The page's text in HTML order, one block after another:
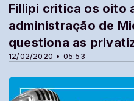
12/02/2020 • 05:53
Fillipi critica os oito
administração de
questiona as